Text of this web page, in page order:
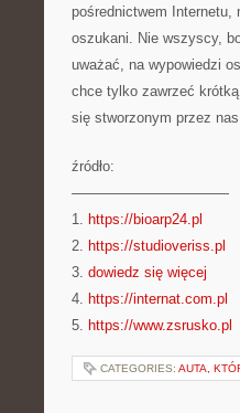
pośrednictwem
oszukani. Nie wszyscy,
uważać, na wypowiedzi
chce tylko zawrzeć
się stworzonym przez
źródło:
———————————
1. https://bioarp24.pl
2. https://studioveriss.pl
3. dowiedz się więcej
4. https://internat.com.pl
5. https://www.zsrusko.pl
CATEGORIES: AUTA,